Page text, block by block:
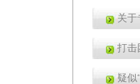
关于
疑似